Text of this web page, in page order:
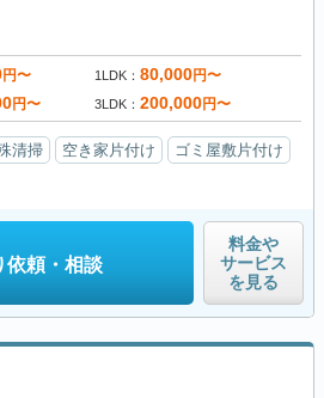
円〜 1LDK 80,000円〜
円〜 3LDK 200,000円〜
清掃 空き家片付け
ゴミ屋敷片付け
依頼・相談
料金や
サービス
を見る